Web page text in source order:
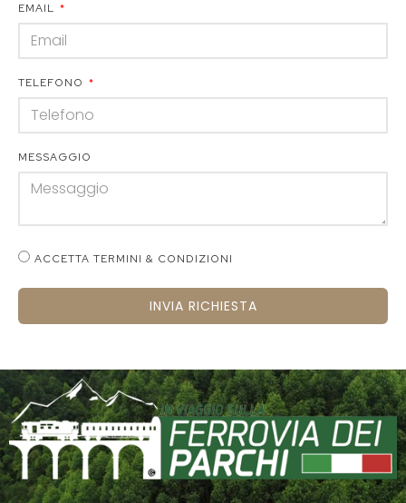
EMAIL
TELEFONO
MESSAGGIO
ACCETTA TERMINI & CONDIZIONI
INVIA RICHIESTA